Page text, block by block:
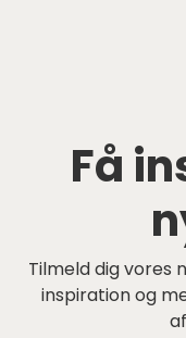
Få
Tilmeld dig vores
inspiration og